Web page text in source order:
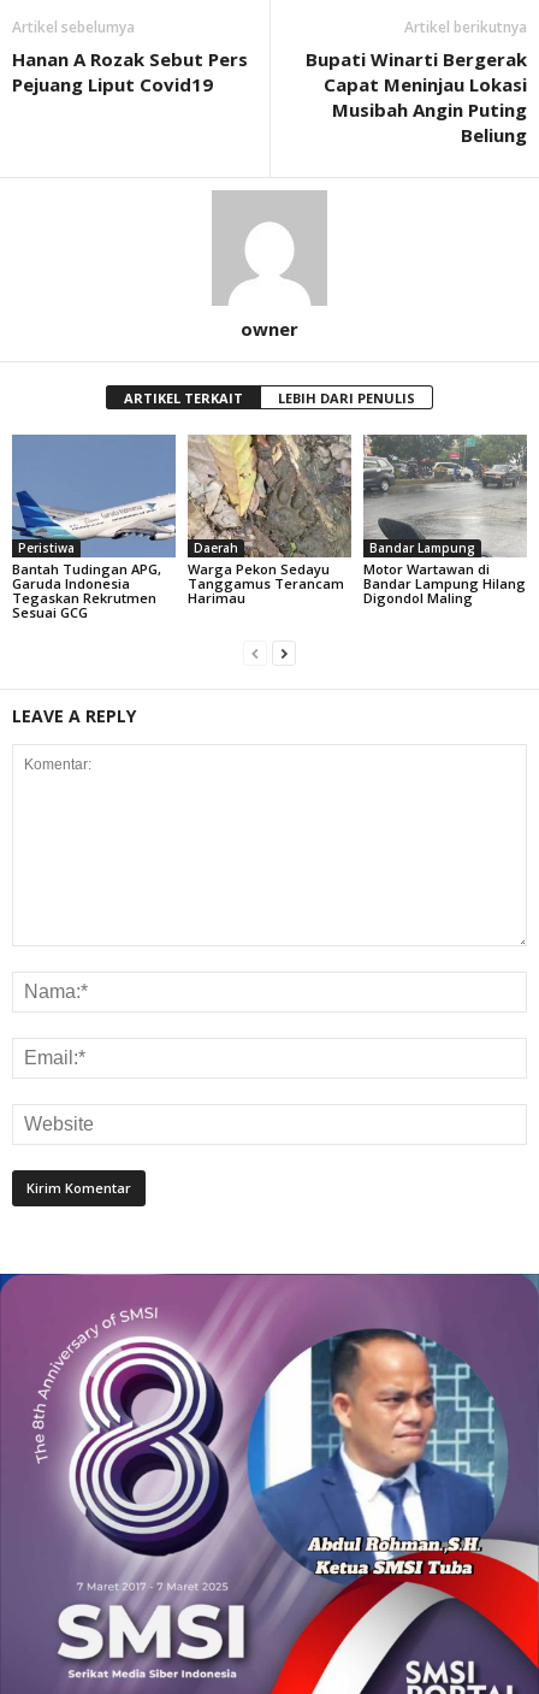
Artikel sebelumya
Hanan A Rozak Sebut Pers
Pejuang Liput Covid19
Artikel berikutnya
Bupati Winarti Bergerak
Capat Meninjau Lokasi
Musibah Angin Puting
Beliung
owner
ARTIKEL TERKAIT LEBIH DARI PENULIS
Peristiwa
Bantah Tudingan APG,
Garuda Indonesia
Tegaskan Rekrutmen
Sesuai GCG
Daerah
Warga Pekon Sedayu
Tanggamus Terancam
Harimau
Bandar Lampung
Motor Wartawan di
Bandar Lampung Hilang
Digondol Maling
LEAVE A REPLY